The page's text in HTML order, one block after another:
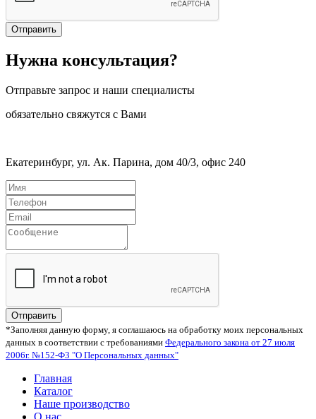
Отправить
Нужна консультация?
Отправьте запрос и наши специалисты
обязательно свяжутся с Вами
Екатеринбург, ул. Ак. Парина, дом 40/3, офис 240
Отправить
*Заполняя данную форму, я соглашаюсь на обработку моих персональных
данных в соответствии с требованиями Федерального закона от 27 июля
2006г. №152-Ф3 "О Персональных данных"
Главная
Каталог
Наше производство
О нас